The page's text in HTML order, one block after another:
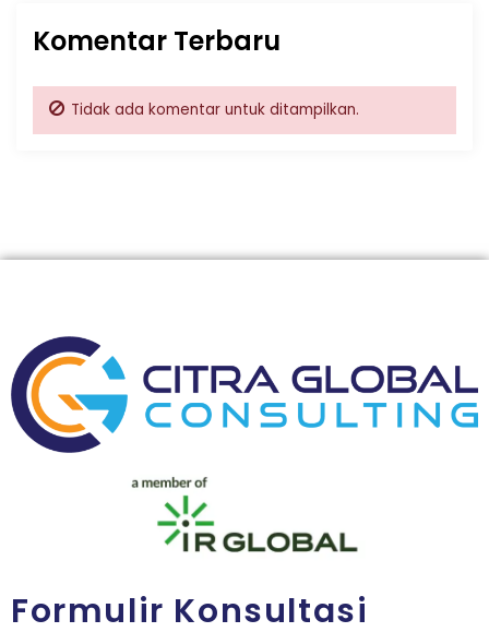
Komentar Terbaru
Tidak ada komentar untuk ditampilkan.
Formulir Konsultasi